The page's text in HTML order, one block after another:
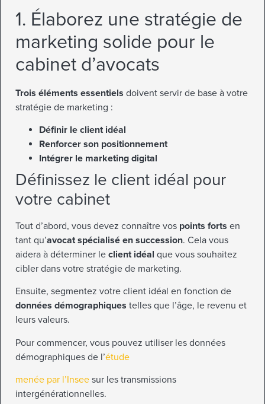
1. Élaborez une stratégie de
marketing solide pour le
cabinet d’avocats
Trois éléments essentiels doivent servir de base à votre
stratégie de marketing :
Définir le client idéal
Renforcer son positionnement
Intégrer le marketing digital
Définissez le client idéal pour
votre cabinet
Tout d’abord, vous devez connaître vos points forts en
tant qu’avocat spécialisé en succession. Cela vous
aidera à déterminer le client idéal que vous souhaitez
cibler dans votre stratégie de marketing.
Ensuite, segmentez votre client idéal en fonction de
données démographiques telles que l’âge, le revenu et
leurs valeurs.
Pour commencer, vous pouvez utiliser les données
démographiques de l’étude
menée par l’Insee sur les transmissions
intergénérationnelles.